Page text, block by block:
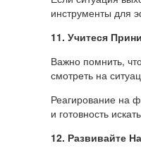
инструменты для
11. Учитеся
Важно помнить,
смотреть на
Реагирование на
и готовность
12. Развивайте